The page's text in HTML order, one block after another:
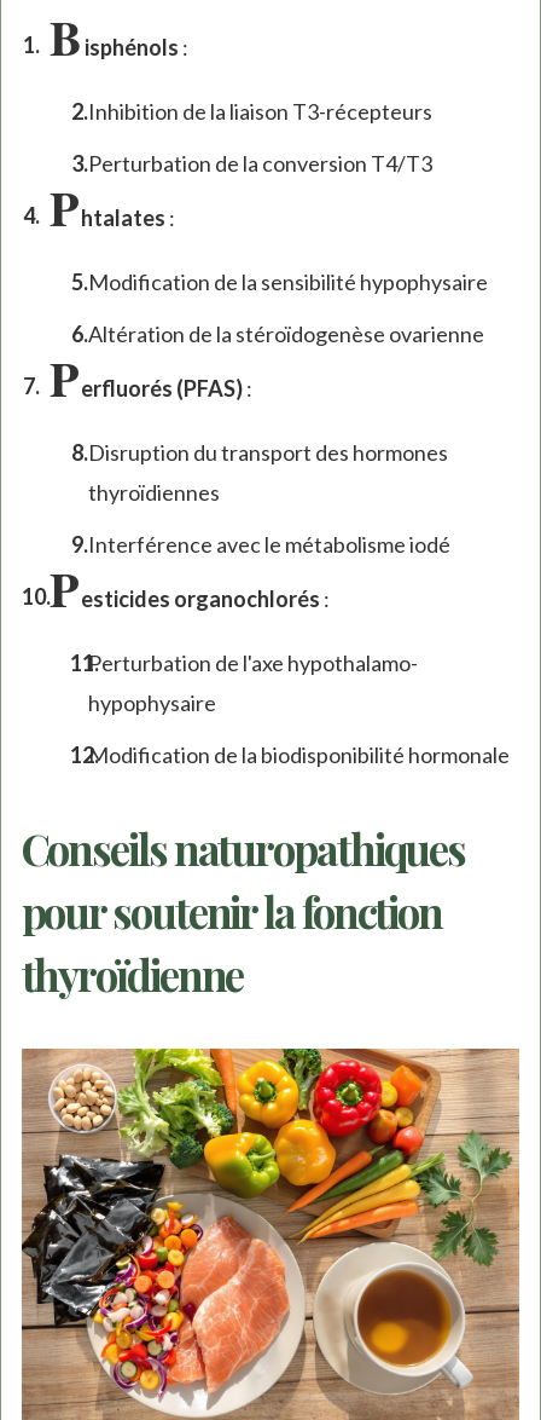
B isphénols :
Inhibition de la liaison T3-récepteurs
Perturbation de la conversion T4/T3
Phtalates :
Modification de la sensibilité hypophysaire
Altération de la stéroïdogenèse ovarienne
Perfluorés (PFAS):
Disruption du transport des hormones
thyroïdiennes
Interférence avec le métabolisme iodé
Pesticides organochlorés :
Perturbation de l'axe hypothalamo-
hypophysaire
Modification de la biodisponibilité hormonale
Conseils naturopathiques
pour soutenir la fonction
thyroïdienne